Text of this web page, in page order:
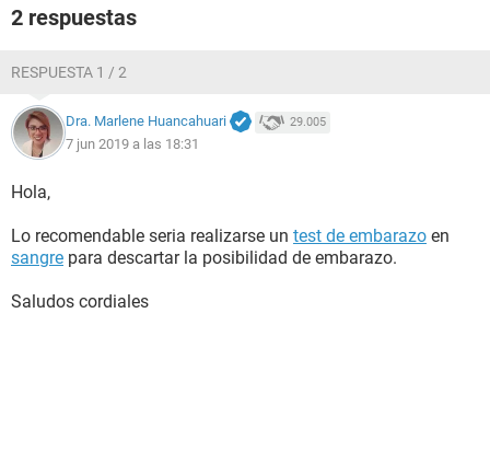
2 respuestas
RESPUESTA 1 / 2
Dra. Marlene Huancahuari 29.005
7 jun 2019 a las 18:31
Hola,
Lo recomendable seria realizarse un test de embarazo en
sangre para descartar la posibilidad de embarazo.
Saludos cordiales